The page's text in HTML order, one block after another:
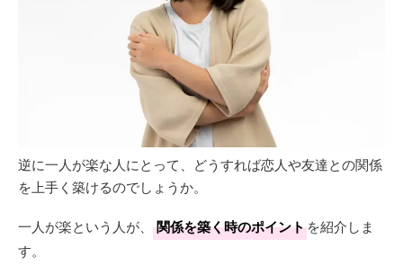
逆に一人が楽な人にとって、どうすれば恋人や友達との関係
を上手く築けるのでしょうか。
一人が楽という人が、 関係を築く時のポイントを紹介しま
す。